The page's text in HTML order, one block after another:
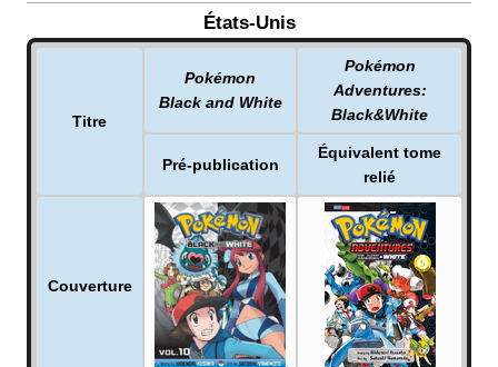
États-Unis
Titre
Pokémon
Black and White
Pokémon
Adventures:
Black&White
Pré-publication
Équivalent tome
relié
Couverture